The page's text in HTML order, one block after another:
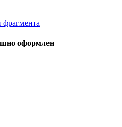
фрагмента
оформлен